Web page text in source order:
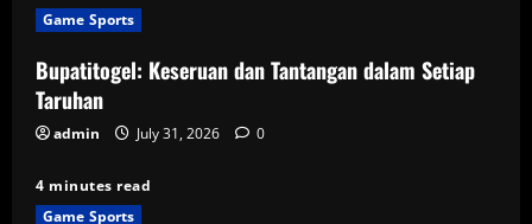
Game Sports
Bupatitogel: Keseruan dan Tantangan dalam Setiap
Taruhan
admin July 31, 2026 0
4 minutes read
Game Sports